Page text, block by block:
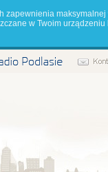
w Twoim